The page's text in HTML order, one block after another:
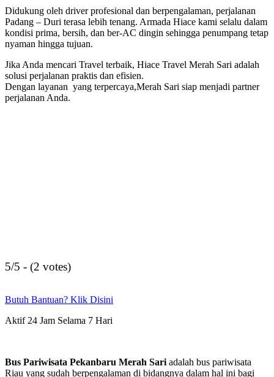
Didukung oleh driver profesional dan berpengalaman, perjalanan
Padang – Duri terasa lebih tenang. Armada Hiace kami selalu dalam
kondisi prima, bersih, dan ber-AC dingin sehingga penumpang tetap
nyaman hingga tujuan.
Jika Anda mencari Travel terbaik, Hiace Travel Merah Sari adalah
solusi perjalanan praktis dan efisien.
Dengan layanan yang terpercaya,Merah Sari siap menjadi partner
perjalanan Anda.
5/5 - (2 votes)
Butuh Bantuan? Klik Disini
Aktif 24 Jam Selama 7 Hari
Bus Pariwisata Pekanbaru Merah Sari adalah bus pariwisata
Riau yang sudah berpengalaman di bidangnya dalam hal ini bagi